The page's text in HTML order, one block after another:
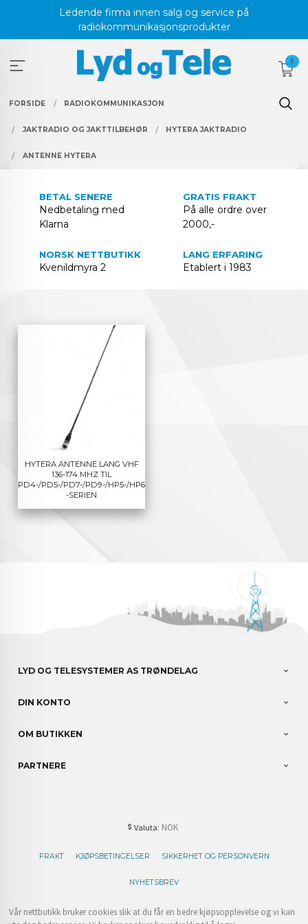
Ledende firma innen salg og service på
radiokommunikasjonsprodukter
0
FORSIDE RADIOKOMMUNIKASJON
JAKTRADIO OG JAKTTILBEHØR HYTERA JAKTRADIO
ANTENNE HYTERA
BETAL SENERE
Nedbetaling med
Klarna
GRATIS FRAKT
På alle ordre over
2000,-
NORSK NETTBUTIKK
Kvenildmyra 2
LANG ERFARING
Etablert i 1983
HYTERA ANTENNE LANG VHF
136-174 MHZ TIL
PD4-/PD5-/PD7-/PD9-/HP5-/HP6
-SERIEN
LYD OG TELESYSTEMER AS TRØNDELAG
DIN KONTO
OM BUTIKKEN
PARTNERE
Valuta: NOK
FRAKT KJØPSBETINGELSER SIKKERHET OG PERSONVERN
NYHETSBREV
Vår nettbutikk bruker cookies slik at du får en bedre kjøpsopplevelse og vi kan